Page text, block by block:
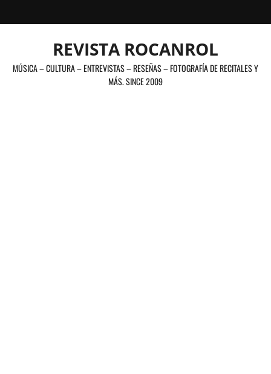
al
REVISTA ROCANROL
MÚSICA – CULTURA – ENTREVISTAS – RESEÑAS – FOTOGRAFÍA DE RECITALES Y
MÁS. SINCE 2009